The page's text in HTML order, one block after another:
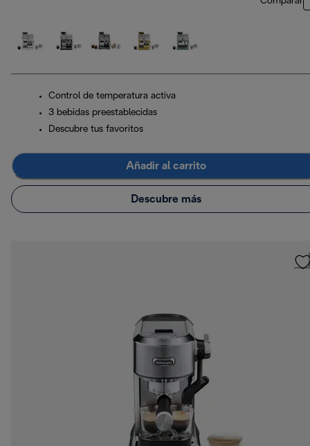
Control de temperatura activa
3 bebidas preestablecidas
Descubre tus favoritos
Añadir al carrito
Descubre más